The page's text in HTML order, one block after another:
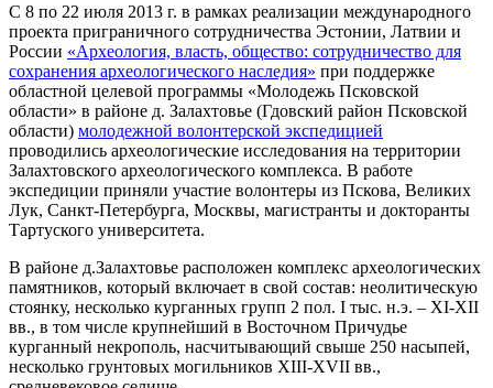
С 8 по 22 июля 2013 г. в рамках реализации международного
проекта приграничного сотрудничества Эстонии, Латвии и
России «Археология, власть, общество: сотрудничество для
сохранения археологического наследия» при поддержке
областной целевой программы «Молодежь Псковской
области» в районе д. Залахтовье (Гдовский район Псковской
области) молодежной волонтерской экспедицией
проводились археологические исследования на территории
Залахтовского археологического комплекса. В работе
экспедиции приняли участие волонтеры из Пскова, Великих
Лук, Санкт-Петербурга, Москвы, магистранты и докторанты
Тартуского университета.
В районе д.Залахтовье расположен комплекс археологических
памятников, который включает в свой состав: неолитическую
стоянку, несколько курганных групп 2 пол. I тыс. н.э. – XI-XII
вв., в том числе крупнейший в Восточном Причудье
курганный некрополь, насчитывающий свыше 250 насыпей,
несколько грунтовых могильников XIII-XVII вв.,